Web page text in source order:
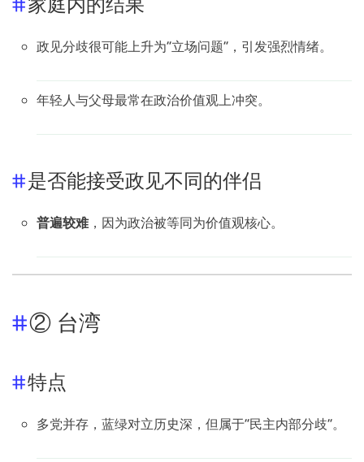
政见分歧很可能上升为“立场问题”，引发强烈情绪。
年轻人与父母最常在政治价值观上冲突。
是否能接受政见不同的伴侣
普遍较难，因为政治被等同为价值观核心。
② 台湾
特点
多党并存，蓝绿对立历史深，但属于“民主内部分歧”。